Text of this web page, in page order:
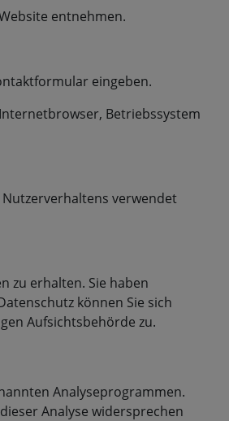
entnehmen.
eingeben.
Betriebssystem
verwendet
zu erhalten. Sie haben
können Sie sich
Aufsichtsbehörde zu.
Analyseprogrammen.
Analyse widersprechen